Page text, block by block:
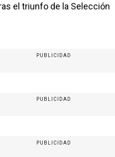
el triunfo de la Selección
PUBLICIDAD
PUBLICIDAD
PUBLICIDAD